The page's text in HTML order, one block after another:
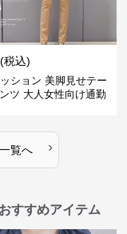
(税込)
ション 美脚見せテー
ツ 大人女性向け通勤
一覧へ ›
すすめアイテム